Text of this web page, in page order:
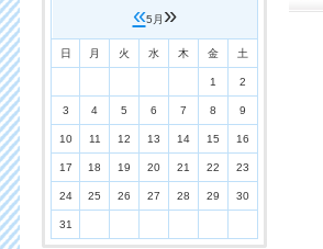
«5月 »
日 月 火 水 木 金 土
1 2
3 4 5 6 7 8 9
10 11 12 13 14 15 16
17 18 19 20 21 22 23
24 25 26 27 28 29 30
31